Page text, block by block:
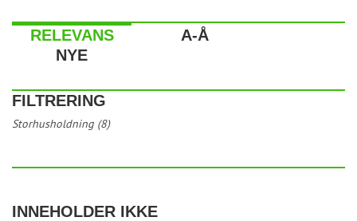
RELEVANS
A-Å
NYE
FILTRERING
Storhusholdning (8)
INNEHOLDER IKKE